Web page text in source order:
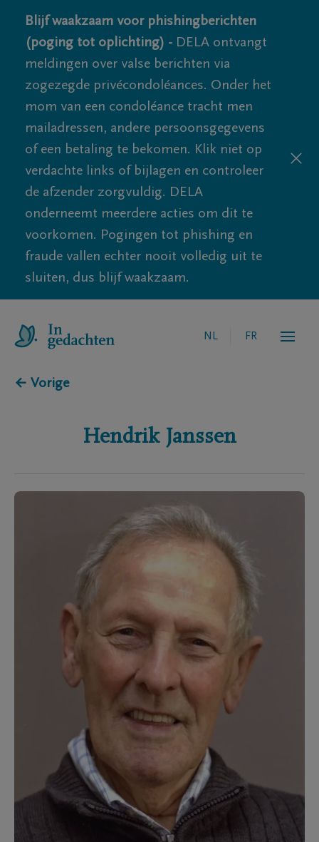
Blijf waakzaam voor phishingberichten
(poging tot oplichting) - DELA ontvangt
meldingen over valse berichten via
zogezegde privécondoléances. Onder het
mom van een condoléance tracht men
mailadressen, andere persoonsgegevens
of een betaling te bekomen. Klik niet op
verdachte links of bijlagen en controleer
de afzender zorgvuldig. DELA
onderneemt meerdere acties om dit te
voorkomen. Pogingen tot phishing en
fraude vallen echter nooit volledig uit te
sluiten, dus blijf waakzaam.
NL FR
← Vorige
Hendrik Janssen